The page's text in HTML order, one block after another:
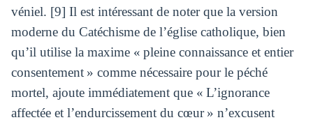
véniel. [9] Il est intéressant de noter que la version
moderne du Catéchisme de l’église catholique, bien
qu’il utilise la maxime « pleine connaissance et entier
consentement » comme nécessaire pour le péché
mortel, ajoute immédiatement que « L’ignorance
affectée et l’endurcissement du cœur » n’excusent